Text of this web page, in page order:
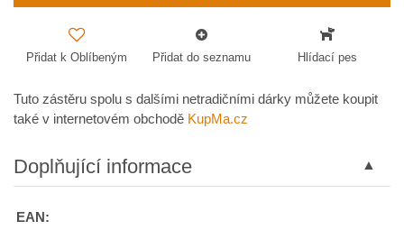
Přidat k Oblíbeným Přidat do seznamu Hlídací pes
Tuto zástěru spolu s dalšími netradičními dárky můžete koupit
také v internetovém obchodě KupMa.cz
Doplňující informace
EAN: